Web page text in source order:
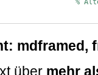
%
mdframed,
über mehr